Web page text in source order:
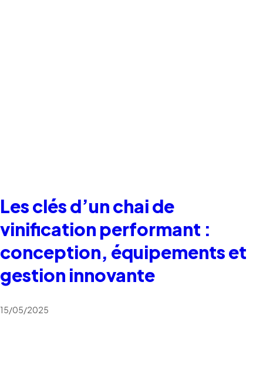
Les clés d’un chai de
vinification performant :
conception, équipements et
gestion innovante
15/05/2025